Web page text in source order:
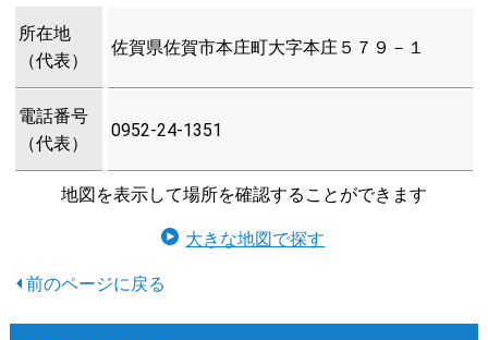
所在地
（代表）
佐賀県佐賀市本庄町大字本庄５７９－１
電話番号
（代表）
0952-24-1351
地図を表示して場所を確認することができます
大きな地図で探す